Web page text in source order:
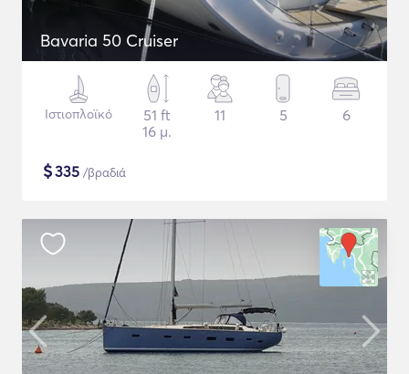
Bavaria 50 Cruiser
Ιστιοπλοϊκό
51 ft
16 μ.
11 5 6
$335 /βραδιά